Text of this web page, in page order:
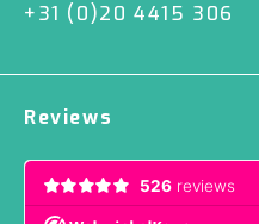
+31 (0)20 4415 306
Reviews